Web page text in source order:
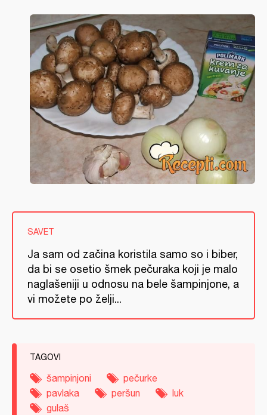
SAVET
Ja sam od začina koristila samo so i biber,
da bi se osetio šmek pečuraka koji je malo
naglašeniji u odnosu na bele šampinjone, a
vi možete po želji...
TAGOVI
šampinjoni
pečurke
pavlaka
peršun
luk
gulaš